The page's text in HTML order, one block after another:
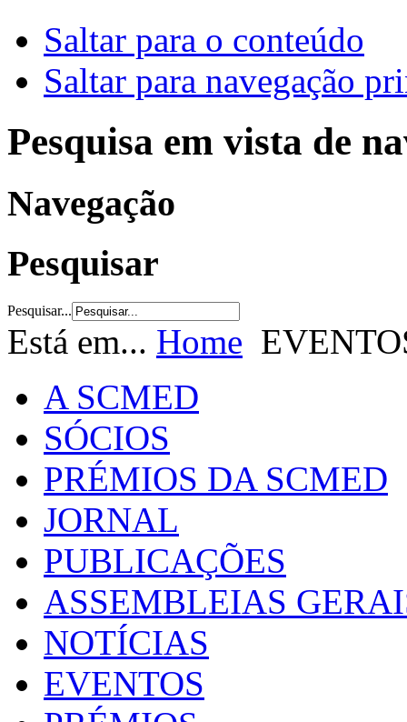
Saltar para o conteúdo
Saltar para navegação
Pesquisa em vista de
Navegação
Pesquisar
Pesquisar...
Está em... Home
A SCMED
SÓCIOS
PRÉMIOS DA SCMED
JORNAL
PUBLICAÇÕES
ASSEMBLEIAS
NOTÍCIAS
EVENTOS